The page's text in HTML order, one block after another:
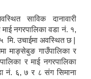
साविक दानावारी
नगरपालिका वडा नं. १,
उचाईमा अवस्थित छ |
माङ्सेबुङ गाउँपालिका र
र माई नगरपालिका
नं. ६, ७ र ८ संग सिमाना